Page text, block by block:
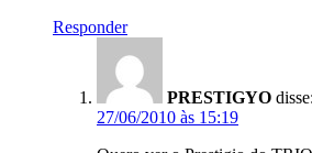
Responder
PRESTIGYO disse:
27/06/2010 às 15:19